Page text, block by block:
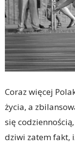
Coraz więcej
życia, a
się
dziwi zatem fakt,